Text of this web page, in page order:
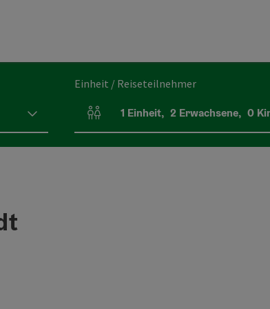
Einheit / Reiseteilnehmer
Einheitenanzahl und Personenfelder
1 Einheit, 2 Erwachsene, 0